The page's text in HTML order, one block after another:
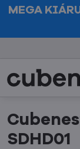
MEGA
SDHD01